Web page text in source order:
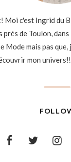
Moi c'est Ingrid du
prés de Toulon,
Mode mais pas
mon